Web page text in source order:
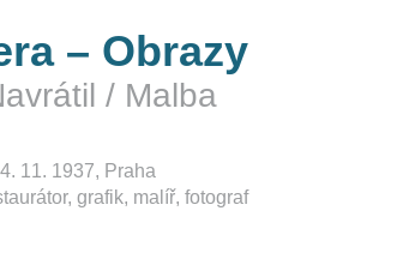
– Obrazy
/ Malba
11. 1937, Praha
grafik, malíř, fotograf